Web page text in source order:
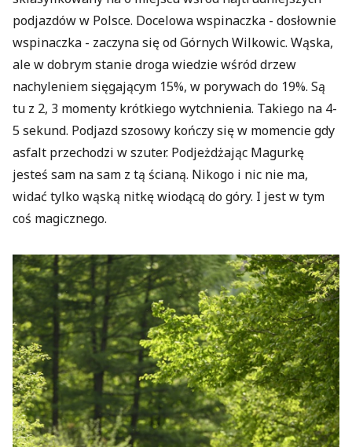
podjazdów w Polsce. Docelowa wspinaczka - dosłownie
wspinaczka - zaczyna się od Górnych Wilkowic. Wąska,
ale w dobrym stanie droga wiedzie wśród drzew
nachyleniem sięgającym 15%, w porywach do 19%. Są
tu z 2, 3 momenty krótkiego wytchnienia. Takiego na 4-
5 sekund. Podjazd szosowy kończy się w momencie gdy
asfalt przechodzi w szuter. Podjeżdżając Magurkę
jesteś sam na sam z tą ścianą. Nikogo i nic nie ma,
widać tylko wąską nitkę wiodącą do góry. I jest w tym
coś magicznego.